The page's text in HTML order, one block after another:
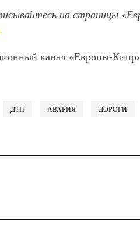
на страницы
канал «Европы-
ДТП АВАРИЯ ДОРОГИ